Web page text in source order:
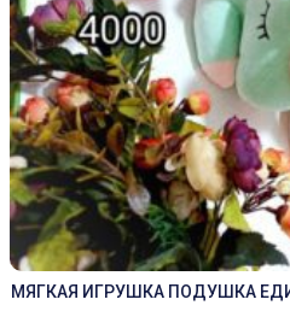
МЯГКАЯ ИГРУШКА ПОДУШКА